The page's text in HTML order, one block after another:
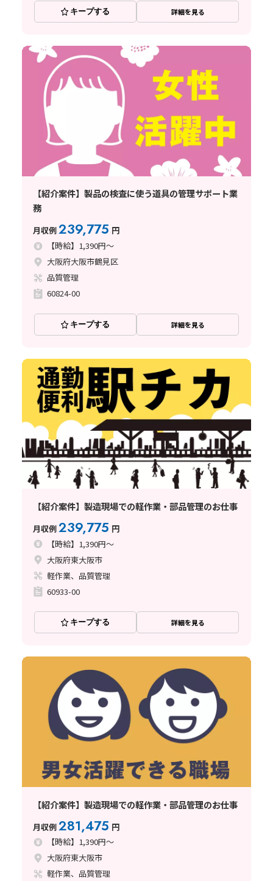
キープする 詳細を見る
【紹介案件】製品の検査に使う道具の管理サポート業
務
月収例239,775 円
【時給】1,390円～
大阪府大阪市鶴見区
品質管理
60824-00
キープする 詳細を見る
【紹介案件】製造現場での軽作業・部品管理のお仕事
月収例239,775 円
【時給】1,390円～
大阪府東大阪市
軽作業、品質管理
60933-00
キープする 詳細を見る
【紹介案件】製造現場での軽作業・部品管理のお仕事
月収例281,475 円
【時給】1,390円～
大阪府東大阪市
軽作業、品質管理